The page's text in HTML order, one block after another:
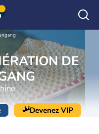
DE
Devenez VIP